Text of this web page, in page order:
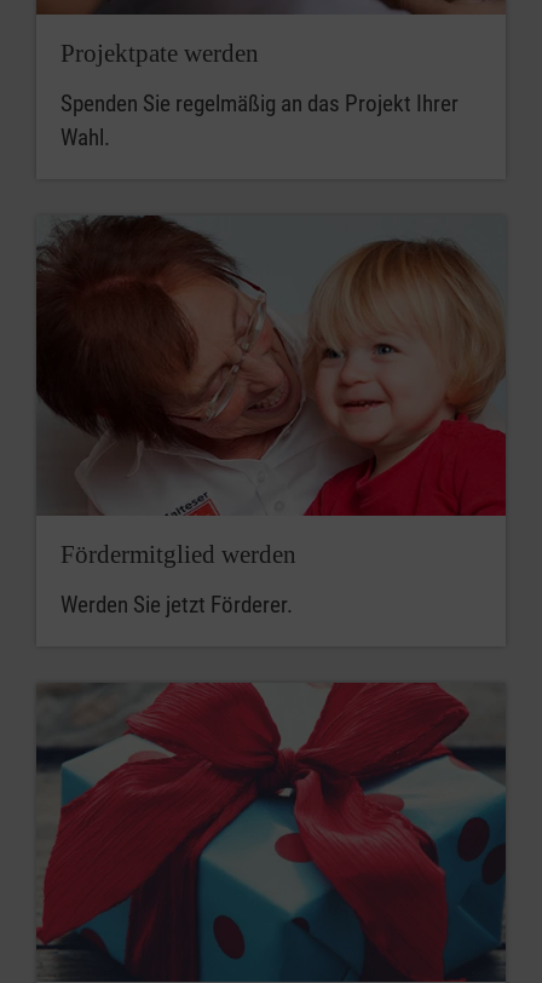
Projektpate werden
Spenden Sie regelmäßig an das Projekt Ihrer
Wahl.
Fördermitglied werden
Werden Sie jetzt Förderer.